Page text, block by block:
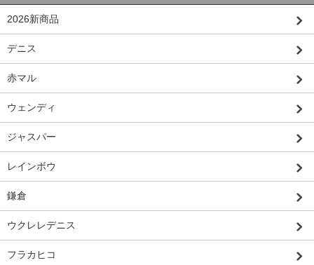
2026新商品
デニス
赤マル
ウェンディ
ジャスパー
レインボウ
鎌倉
ウクレレデニス
フラカヒコ